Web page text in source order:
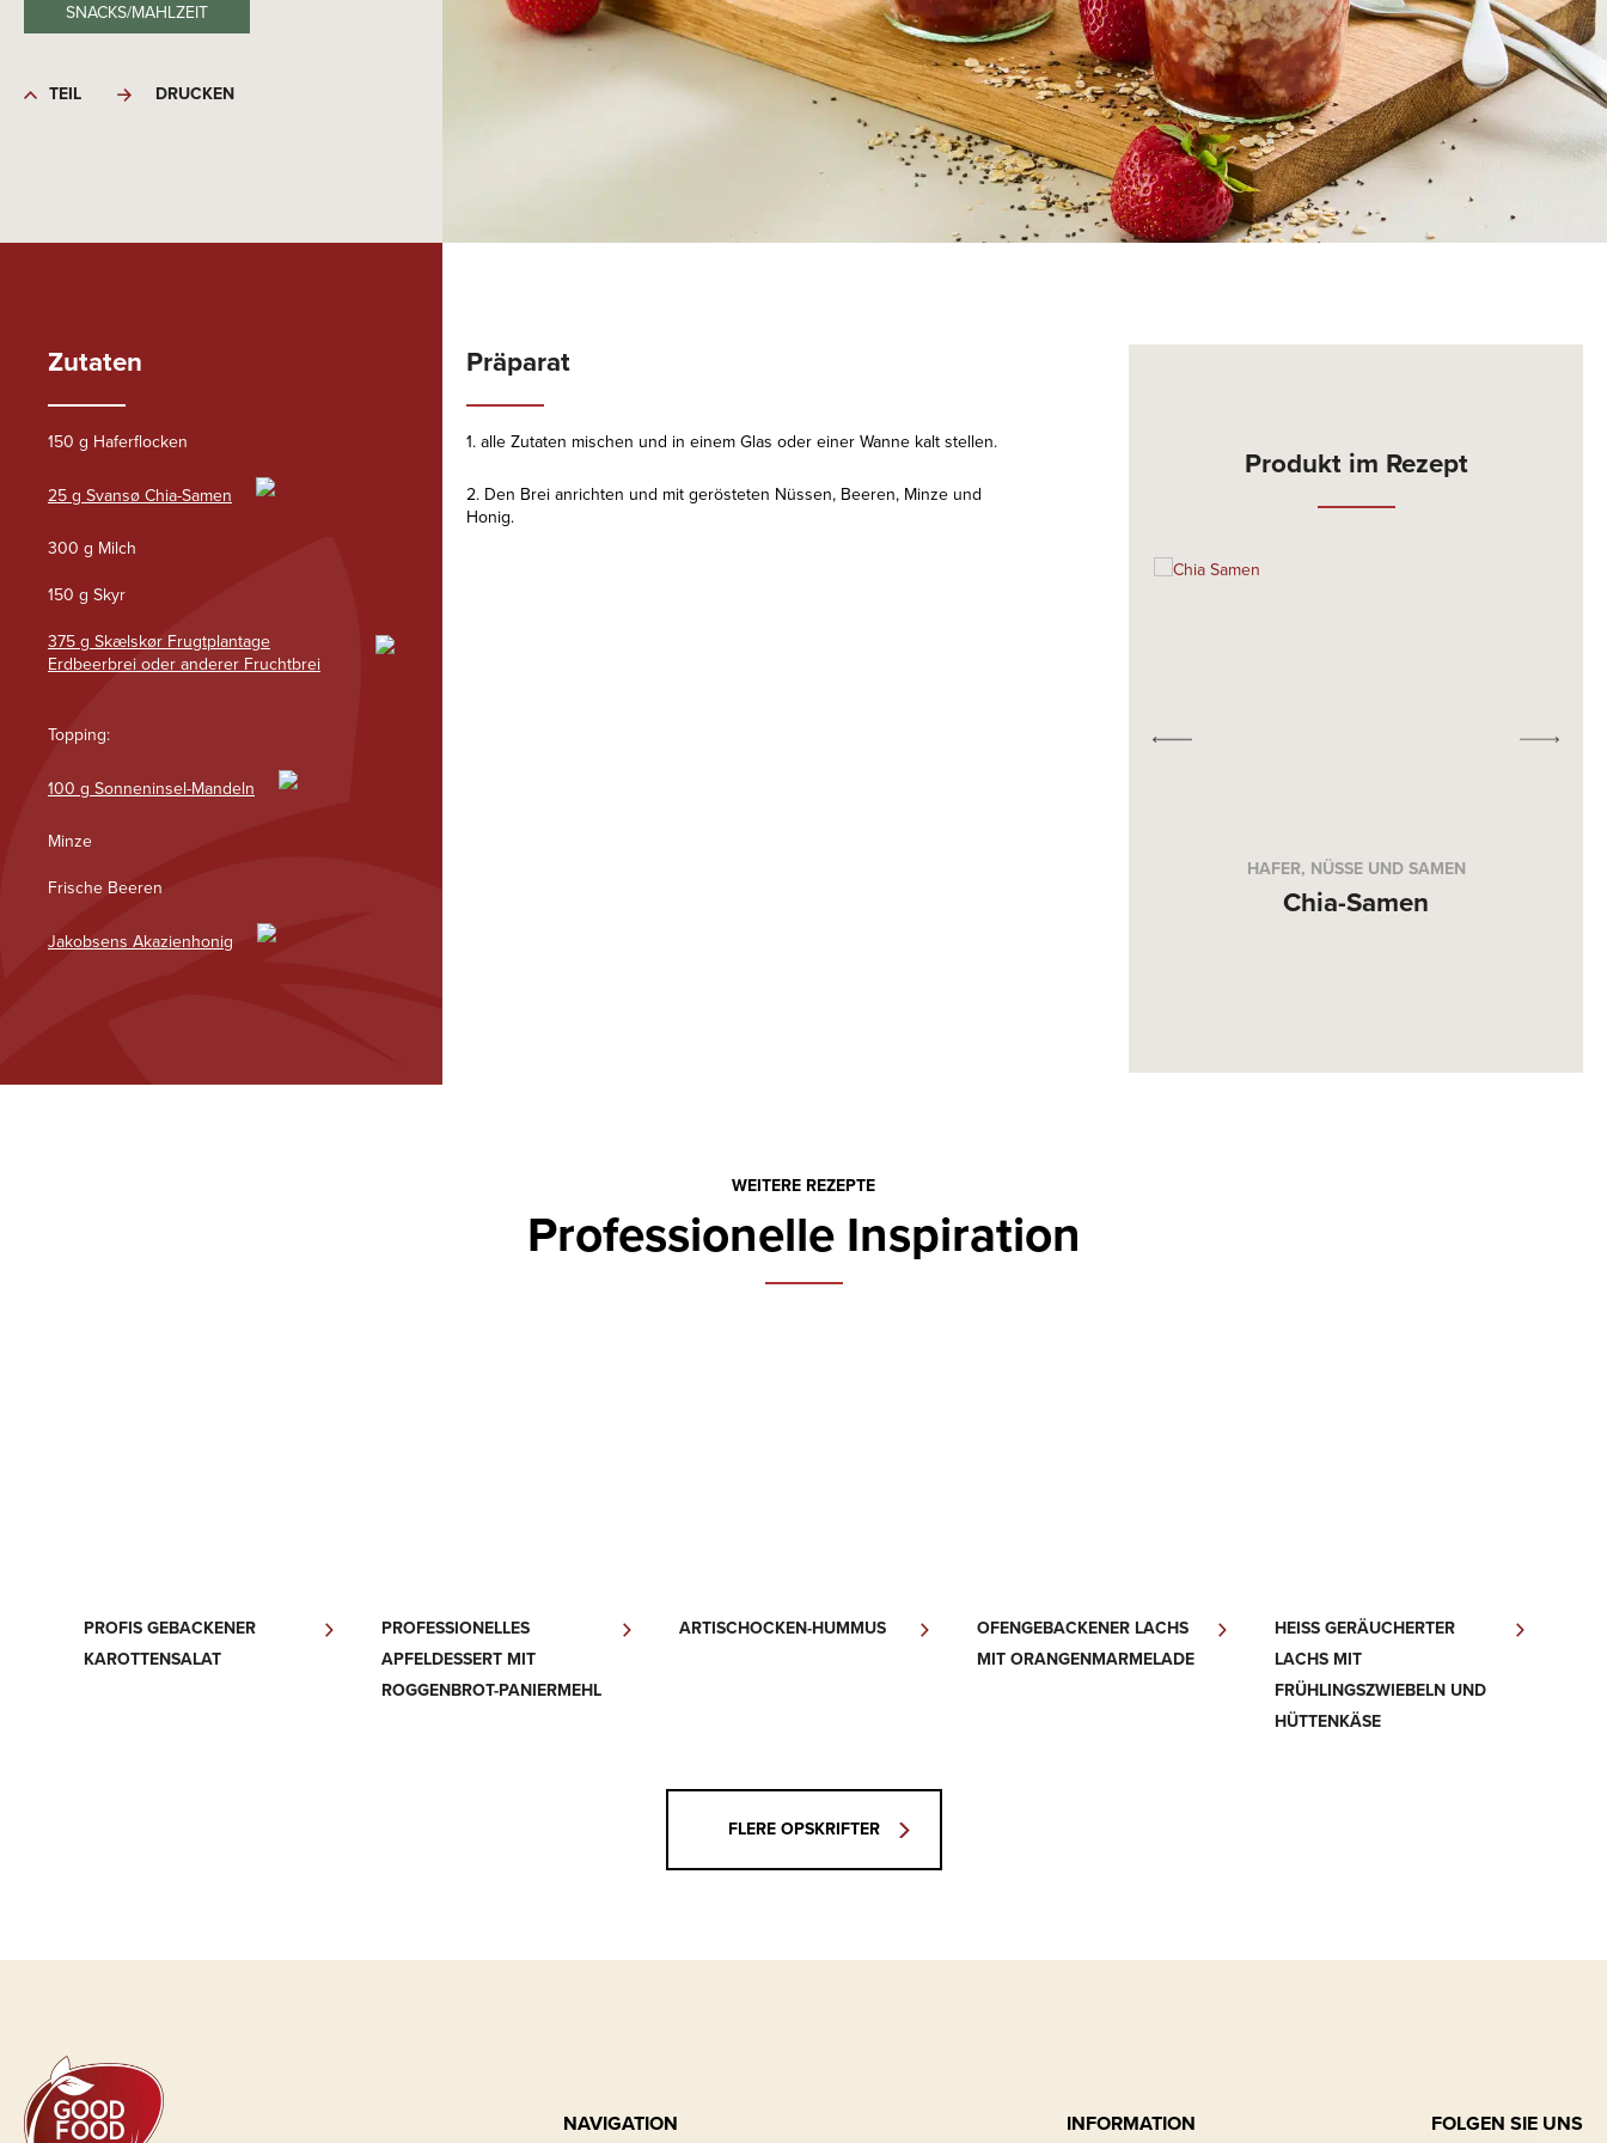
SNACKS/MAHLZEIT
TEIL DRUCKEN
Zutaten
150 g Haferflocken
25 g Svansø Chia-Samen
300 g Milch
150 g Skyr
375 g Skælskør Frugtplantage
Erdbeerbrei oder anderer Fruchtbrei
Topping:
100 g Sonneninsel-Mandeln
Minze
Frische Beeren
Jakobsens Akazienhonig
Präparat
1. alle Zutaten mischen und in einem Glas oder einer Wanne kalt stellen.
2. Den Brei anrichten und mit gerösteten Nüssen, Beeren, Minze und
Honig.
Produkt im Rezept
HAFER, NÜSSE UND SAMEN
Chia-Samen
WEITERE REZEPTE
Professionelle Inspiration
PROFIS GEBACKENER
KAROTTENSALAT
PROFESSIONELLES
APFELDESSERT MIT
ROGGENBROT-PANIERMEHL
ARTISCHOCKEN-HUMMUS
OFENGEBACKENER LACHS
MIT ORANGENMARMELADE
HEISS GERÄUCHERTER L
ACHS MIT F
RÜHLINGSZWIEBELN UND H
ÜTTENKÄSE
FLERE OPSKRIFTER
NAVIGATION INFORMATION FOLGEN SIE UNS